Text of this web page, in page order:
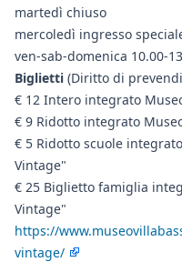
martedì chiuso
mercoledì ingresso
ven-sab-domenica 10.00-
Biglietti (Diritto di
€ 12 Intero integrato
€ 9 Ridotto integrato
€ 5 Ridotto scuole
Vintage"
€ 25 Biglietto famiglia
Vintage"
https://
vintage/